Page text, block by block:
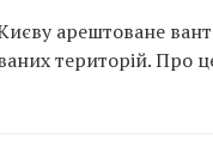
арештоване
територій. Про